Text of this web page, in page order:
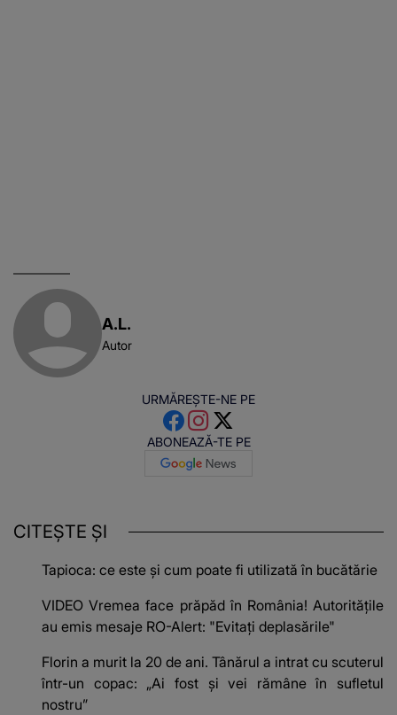
A.L.
Autor
URMĂREȘTE-NE PE
ABONEAZĂ-TE PE
CITEȘTE ȘI
Tapioca: ce este și cum poate fi utilizată în bucătărie
VIDEO Vremea face prăpăd în România! Autoritățile
au emis mesaje RO-Alert: "Evitați deplasările"
Florin a murit la 20 de ani. Tânărul a intrat cu scuterul
într-un copac: „Ai fost și vei rămâne în sufletul
nostru”